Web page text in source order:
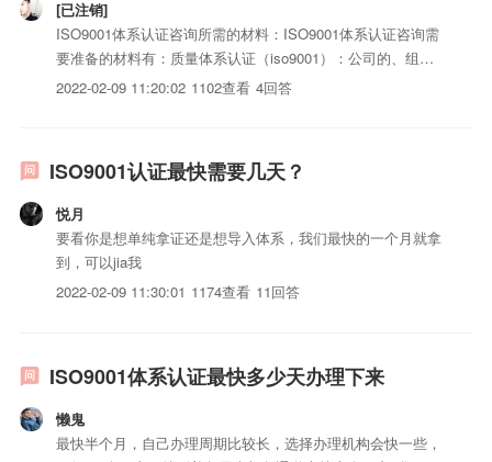
[已注销]
ISO9001体系认证咨询所需的材料：ISO9001体系认证咨询需
要准备的材料有：质量体系认证（iso9001）：公司的、组织
机构代码证、许可1证（有要求时）、iso三体系认证所依照的
2022-02-09 11:20:02 1102查看 4回答
ISO9001认证最快需要几天？
悦月
要看你是想单纯拿证还是想导入体系，我们最快的一个月就拿
到，可以jia我
2022-02-09 11:30:01 1174查看 11回答
ISO9001体系认证最快多少天办理下来
懒鬼
最快半个月，自己办理周期比较长，选择办理机构会快一些，